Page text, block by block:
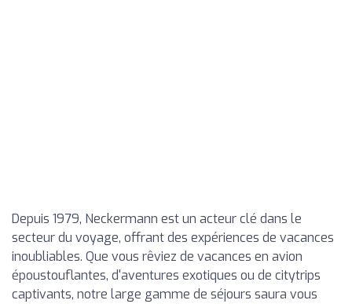
Depuis 1979, Neckermann est un acteur clé dans le
secteur du voyage, offrant des expériences de vacances
inoubliables. Que vous rêviez de vacances en avion
époustouflantes, d'aventures exotiques ou de citytrips
captivants, notre large gamme de séjours saura vous